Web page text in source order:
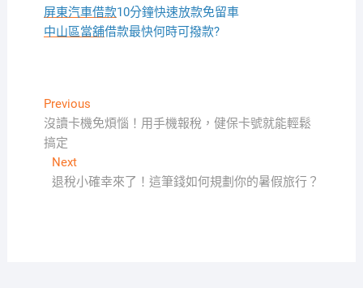
屏東汽車借款10分鐘快速放款免留車
中山區當舖借款最快何時可撥款?
文
章
導
覽
PreviousPrevious
post:
沒讀卡機免煩惱！用手機報稅，健保卡號就能輕鬆
搞定
NextNext
post:
退稅小確幸來了！這筆錢如何規劃你的暑假旅行？